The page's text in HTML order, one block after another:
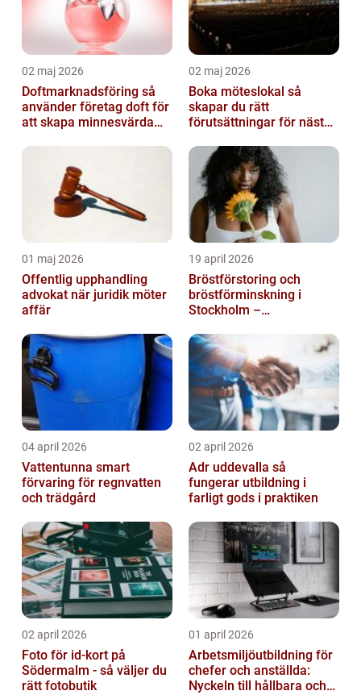
02 maj 2026
Doftmarknadsföring så
använder företag doft för
att skapa minnesvärda
02 maj 2026
Boka möteslokal så
skapar du rätt
förutsättningar för nästa
01 maj 2026
Offentlig upphandling
advokat när juridik möter
affär
19 april 2026
Bröstförstoring och
bröstförminskning i
Stockholm –
04 april 2026
Vattentunna smart
förvaring för regnvatten
och trädgård
02 april 2026
Adr uddevalla så
fungerar utbildning i
farligt gods i praktiken
02 april 2026
Foto för id-kort på
Södermalm - så väljer du
rätt fotobutik
01 april 2026
Arbetsmiljöutbildning för
chefer och anställda:
Nyckeln till hållbara och